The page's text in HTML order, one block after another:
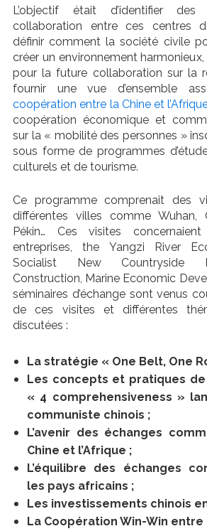
L’objectif était d’identifier
collaboration entre ces centres
définir comment la société civile
créer un environnement
pour la future collaboration sur la
fournir une vue d’ensemble
coopération entre la Chine et
coopération économique et
sur la « mobilité des personnes »
sous forme de programmes
culturels et de tourisme.
Ce programme comprenait des
différentes villes comme Wuhan,
Pékin… Ces visites
entreprises, the Yangzi River
Socialist New Countryside
Construction, Marine Economic
séminaires d’échange sont venus
de ces visites et différentes
discutées :
La stratégie « One Belt, One
Les concepts et pratiques
« 4 comprehensiveness »
communiste chinois ;
L’avenir des échanges
Chine et l’Afrique ;
L’équilibre des échanges
les pays africains ;
Les investissements chinois
La Coopération Win-Win entre